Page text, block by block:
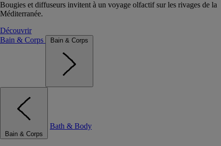
Bougies et diffuseurs invitent à un voyage olfactif sur les rivages de la
Méditerranée.
Découvrir
Bain & Corps
Bain & Corps
Bain & Corps
Bath & Body